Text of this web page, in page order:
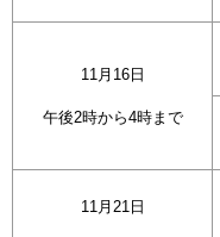
11月16日
午後2時から4時まで
11月21日